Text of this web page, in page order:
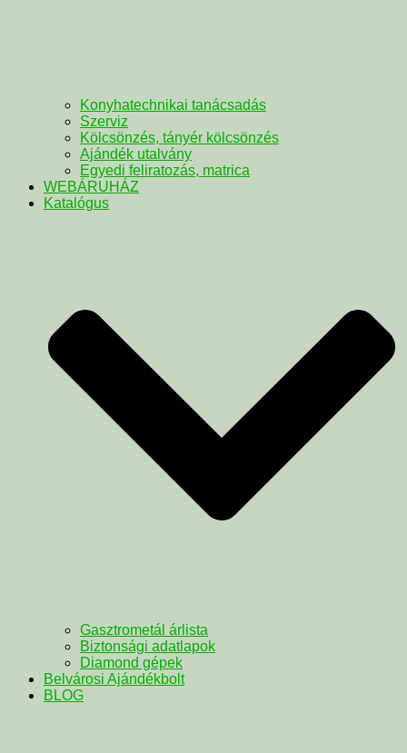
Konyhatechnikai tanácsadás
Szerviz
Kölcsönzés, tányér kölcsönzés
Ajándék utalvány
Egyedi feliratozás, matrica
WEBÁRUHÁZ
Katalógus
Gasztrometál árlista
Biztonsági adatlapok
Diamond gépek
Belvárosi Ajándékbolt
BLOG